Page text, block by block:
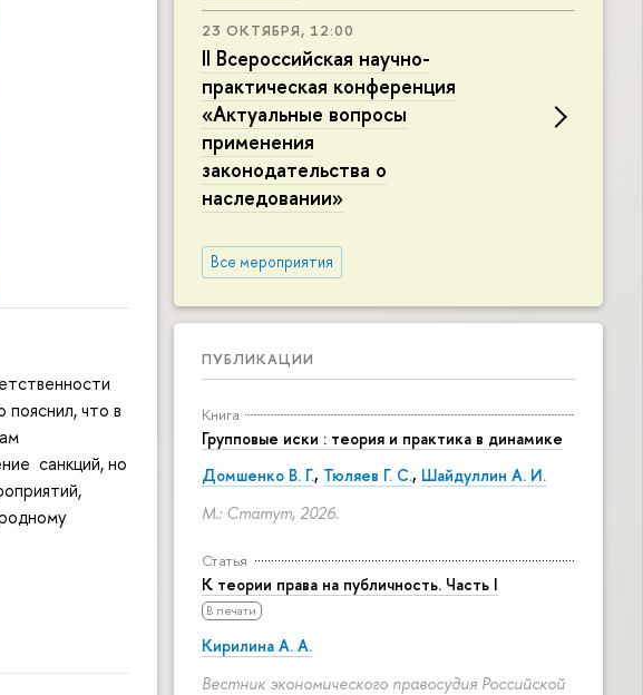
23 ОКТЯБРЯ, 12:00
II Всероссийская научно-
практическая конференция
«Актуальные вопросы
применения
законодательства о
наследовании»
Все мероприятия
ПУБЛИКАЦИИ
Книга
Групповые иски : теория и практика в динамике
Домшенко В. Г., Тюляев Г. С., Шайдуллин А. И.
М.: Статут, 2026.
Статья
К теории права на публичность. Часть I
В печати
Кирилина А. А.
Вестник экономического правосудия Российской
что в
санкций, но